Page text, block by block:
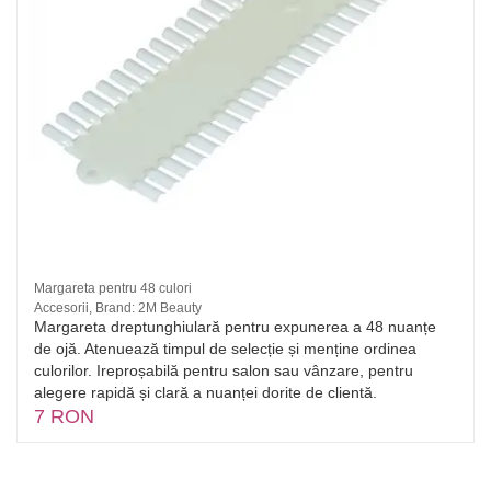
Margareta pentru 48 culori
Accesorii, Brand: 2M Beauty
Margareta dreptunghiulară pentru expunerea a 48 nuanțe
de ojă. Atenuează timpul de selecție și menține ordinea
culorilor. Ireproșabilă pentru salon sau vânzare, pentru
alegere rapidă și clară a nuanței dorite de clientă.
7 RON